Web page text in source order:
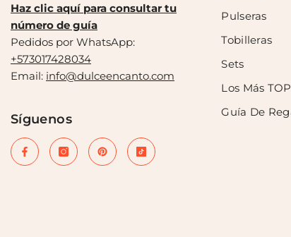
Haz clic aquí para consultar tu
número de guía
Pedidos por WhatsApp:
+573017428034
Email: info@dulceencanto.com
Síguenos
Pulseras
Tobilleras
Sets
Los Más
Guía De